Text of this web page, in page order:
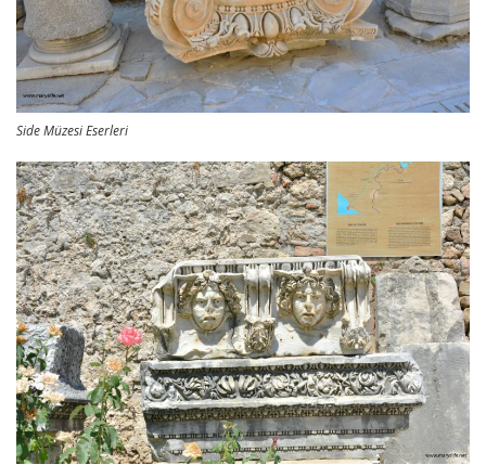
Side Müzesi Eserleri